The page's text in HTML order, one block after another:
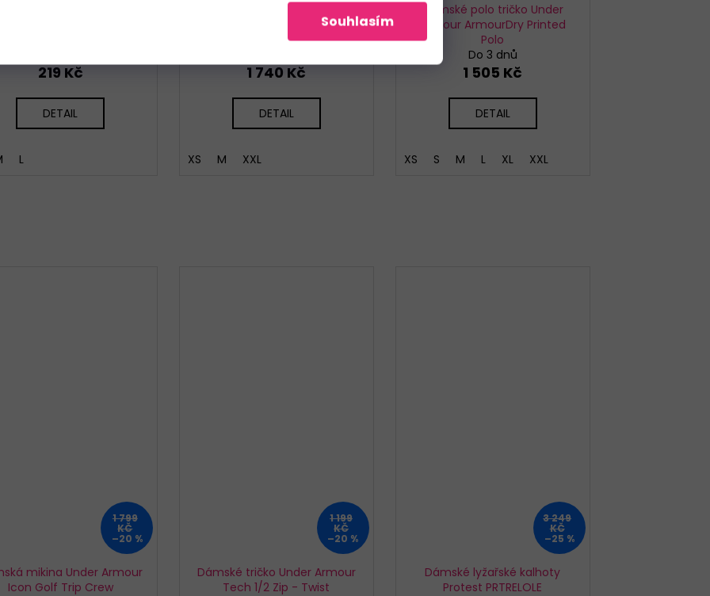
Souhlasím
Julimex Hipster
219 Kč
DETAIL
L
Dámské polo tričko Under
Armour Drive Chill SS Polo
1 740 Kč
DETAIL
XS M XXL
Dámské polo tričko Under
Armour ArmourDry Printed
Polo
Do 3 dnů
1 505 Kč
DETAIL
XS S M L XL XXL
1 799
KČ
–20 %
mikina Under Armour
Icon Golf Trip Crew
1 199
KČ
–20 %
Dámské tričko Under Armour
Tech 1/2 Zip - Twist
3 249
KČ
–25 %
Dámské lyžařské kalhoty
Protest PRTRELOLE